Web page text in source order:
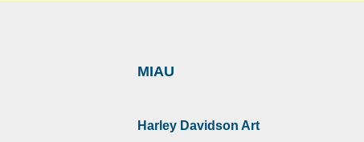
MIAU
Harley Davidson Art